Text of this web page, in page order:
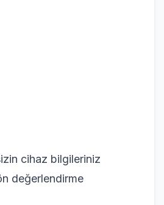
cihaz bilgileriniz
değerlendirme